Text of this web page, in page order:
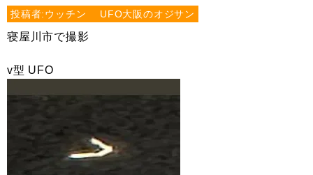
投稿者:ウッチン UFO大阪のオジサン
寝屋川市で撮影
v型 UFO